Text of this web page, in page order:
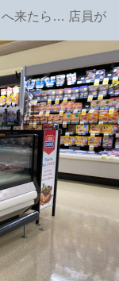
へ来たら… 店員が